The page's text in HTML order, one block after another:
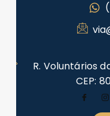
R. Voluntários
CEP: